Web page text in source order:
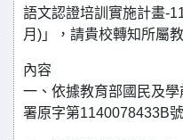
語文認證培訓實施計畫-
月)」，請貴校轉知所屬
內容
一、依據教育部國民及
署原字第1140078433B